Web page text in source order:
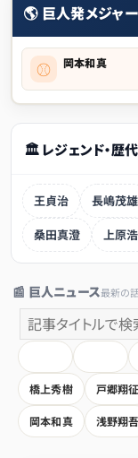
🌎 巨人発メジャ
⚾ 岡本和真
🏛 レジェンド・歴
王貞治 長嶋茂雄
桑田真澄
上原
📰 巨人ニュース最新の
橋上秀樹 戸郷翔征
岡本和真 浅野翔吾